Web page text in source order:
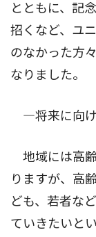
とともに、記
招くなど、ユ
のなかった方
なりました。
―将来に向け
地域には高
りますが、高
ども、若者な
ていきたいと